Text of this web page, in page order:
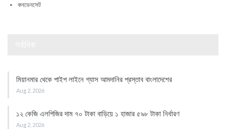
কনডেনসেট
মিয়ানমার থেকে পাইপ লাইনে গ্যাস আমদানির প্রস্তাব বাংলাদেশের
Aug 2, 2026
১২ কেজি এলপিজির দাম ৭০ টাকা বাড়িয়ে ১ হাজার ৫৯৮ টাকা নির্ধারণ
Aug 2, 2026